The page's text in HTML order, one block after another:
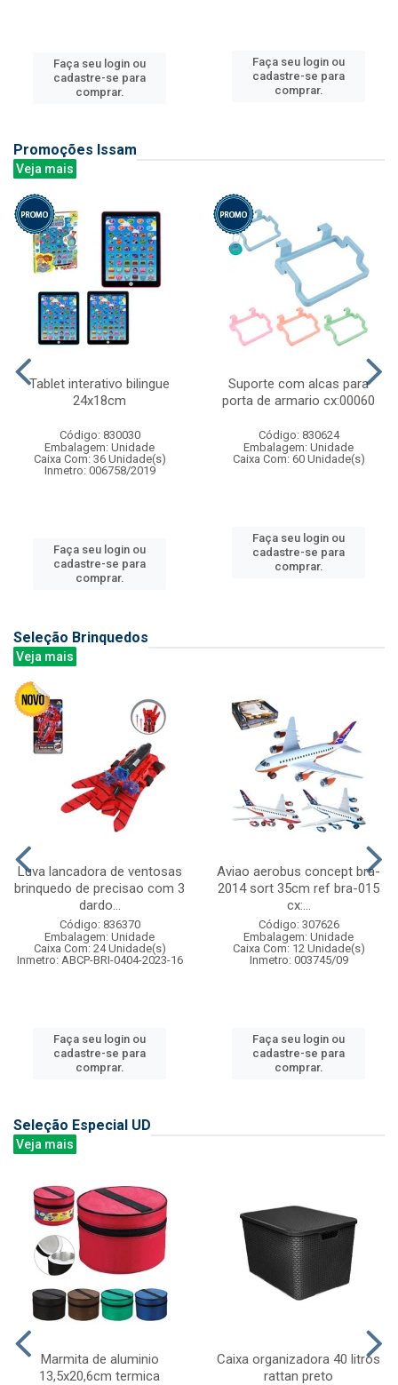
Faça seu login ou
cadastre-se para
comprar.
Faça seu login ou
cadastre-se para
comprar.
Promoções Issam
Veja mais
Tablet interativo bilingue
24x18cm
Código: 830030
Embalagem: Unidade
Caixa Com: 36 Unidade(s)
Inmetro: 006758/2019
Faça seu login ou
cadastre-se para
comprar.
Suporte com alcas para
porta de armario cx:00060
Código: 830624
Embalagem: Unidade
Caixa Com: 60 Unidade(s)
Faça seu login ou
cadastre-se para
comprar.
Seleção Brinquedos
Veja mais
Luva lancadora de ventosas
brinquedo de precisao com 3
dardo...
Código: 836370
Embalagem: Unidade
Caixa Com: 24 Unidade(s)
Inmetro: ABCP-BRI-0404-2023-16
Faça seu login ou
cadastre-se para
comprar.
Aviao aerobus concept bra-
2014 sort 35cm ref bra-015
cx:...
Código: 307626
Embalagem: Unidade
Caixa Com: 12 Unidade(s)
Inmetro: 003745/09
Faça seu login ou
cadastre-se para
comprar.
Seleção Especial UD
Veja mais
Marmita de aluminio
13,5x20,6cm termica
Caixa organizadora 40 litros
rattan preto